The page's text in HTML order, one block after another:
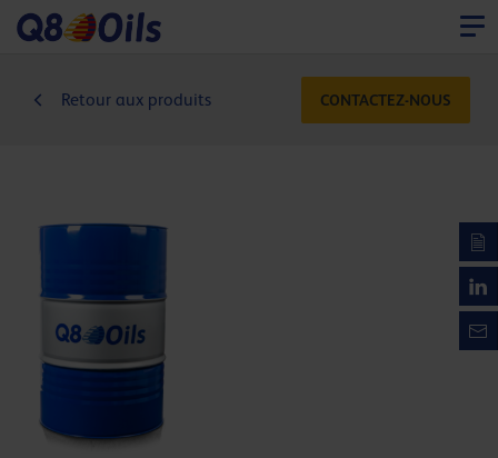
Retour aux produits CONTACTEZ-NOUS